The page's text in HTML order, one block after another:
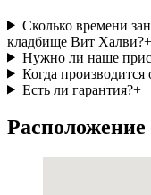
Сколько времени
кладбище Вит Халви?+
Нужно ли наше
Когда производится
Есть ли гарантия?+